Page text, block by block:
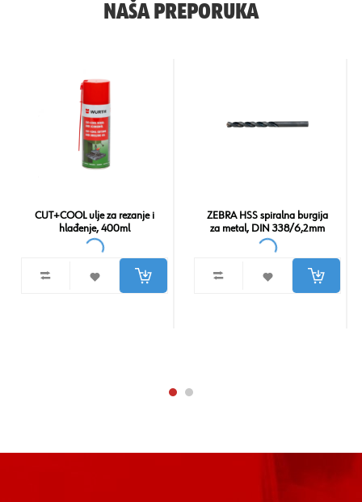
NAŠA PREPORUKA
CUT+COOL ulje za rezanje i
hlađenje, 400ml
ZEBRA HSS spiralna burgija
za metal, DIN 338/6,2mm